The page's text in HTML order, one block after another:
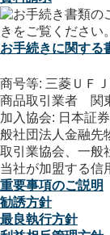
お手続きに関する
商号等: 三菱ＵＦ
商品取引業者 関
加入協会: 日本証
般社団法人金融先
取引業協会、一般
当社が加盟する信
重要事項のご説明
勧誘方針
最良執行方針